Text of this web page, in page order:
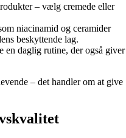
– vælg cremede eller
niacinamid og ceramider
beskyttende lag.
en daglig rutine, der også giver
– det handler om at give